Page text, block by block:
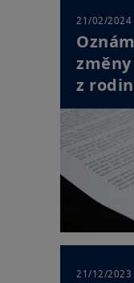
21/02/2024
z
21/12/2023